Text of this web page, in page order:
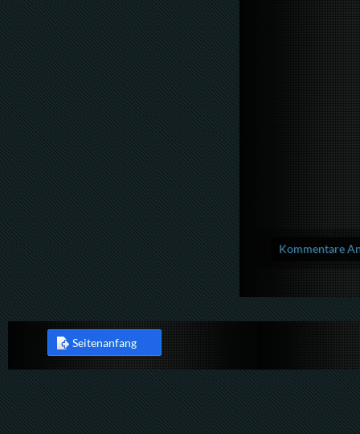
Kommentare
Seitenanfang